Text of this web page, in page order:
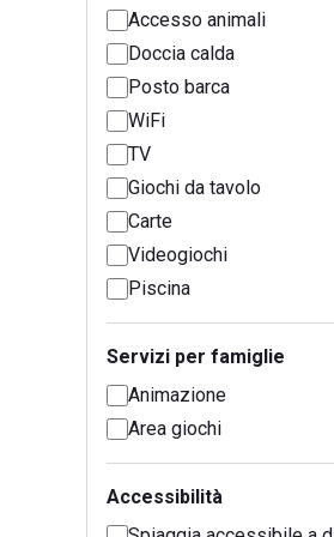
Accesso animali
Doccia calda
Posto barca
WiFi
TV
Giochi da tavolo
Carte
Videogiochi
Piscina
Servizi per famiglie
Animazione
Area giochi
Accessibilità